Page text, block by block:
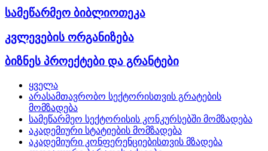
სამეწარმეო ბიბლიოთეკა
კვლევების ორგანიზება
ბიზნეს პროექტები და გრანტები
ყველა
არასამთავრობო სექტორისთვის გრატების
მომზადება
სამეწარმეო სექტორისის კონკურსებში მომზადება
აკადემიური სტატიების მომზადება
აკადემიური კონფერენციებისთვის მზადება